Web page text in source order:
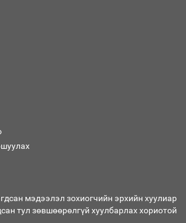
Улсын хэмжээнд АИ-92 автобензиний
мэдээлэл зохиогчийн эрхийн хуулиар
тул зөвшөөрөлгүй хуулбарлах хориотой